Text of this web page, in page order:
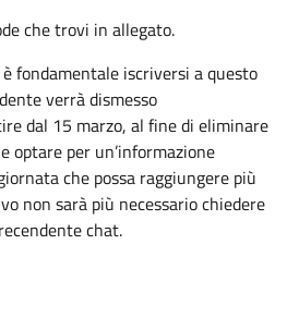
che trovi in allegato.
fondamentale iscriversi a questo
verrà dismesso
dal 15 marzo, al fine di eliminare
optare per un’informazione
che possa raggiungere più
non sarà più necessario chiedere
chat.